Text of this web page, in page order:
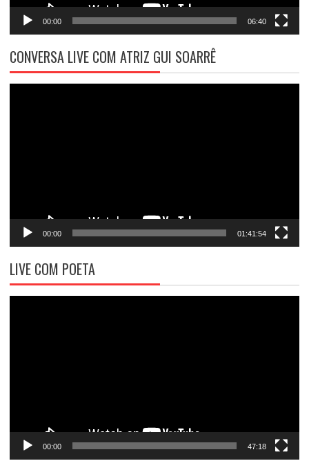
00:00 06:40
CONVERSA LIVE COM ATRIZ GUI SOARRÊ
00:00 01:41:54
LIVE COM POETA
00:00 47:18